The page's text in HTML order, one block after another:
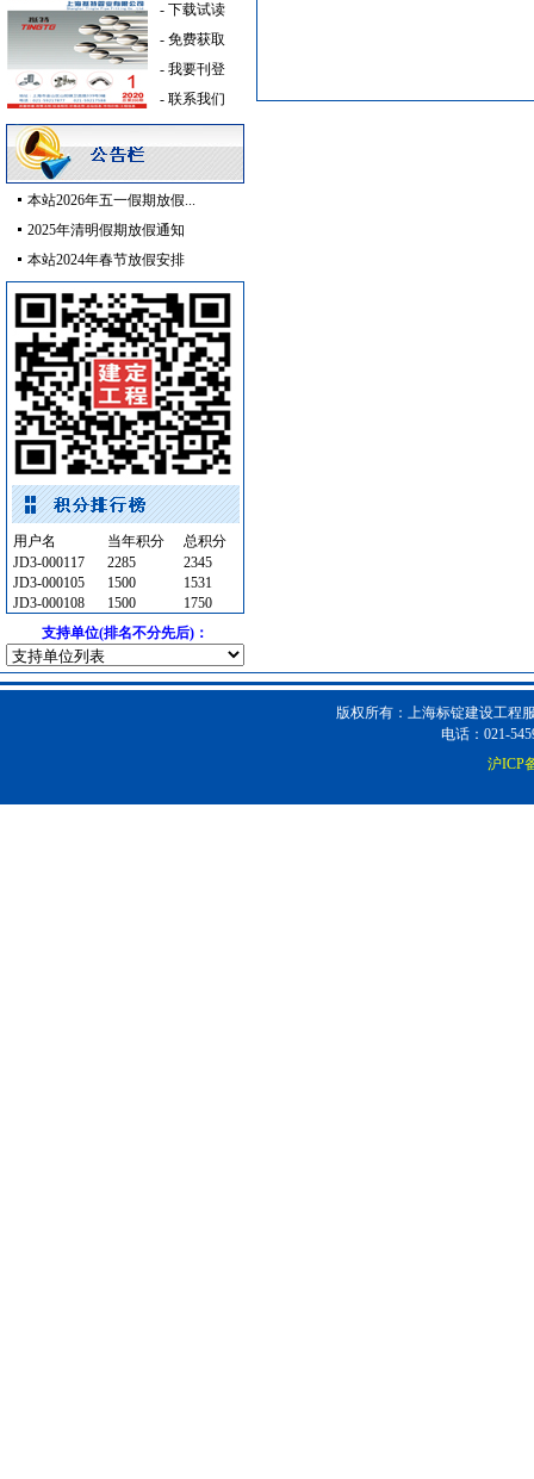
墙地面砖
[采购中]
油漆涂料 [采购中]
光源灯具 [采购中]
变配电 [采购中]
控制房
景观绿化 [采购中]
滤毒式排风 [采购中]
灯具 [采购中]
卫浴洁具 [采购中]
阀门组件 [采购中]
供水设备 [采购中]
消防火警 [采购中]
抛光砖石 [采购中]
室内给排水 [采购中]
商品混凝土 [采购中]
消防 [采购中]
PVC窗帘 [采购中]
装饰石材 [采购中]
及各种防火器材
[采购中]
电梯 [采购中]
给排水阀门 [采购中]
仪器仪表 [采购中]
电气控制开关 [采购中]
- 下载试读
- 免费获取
- 我要刊登
- 联系我们
本站2026年五一假期放假...
2025年清明假期放假通知
本站2024年春节放假安排
用户名 当年积分
总积分
JD3-000117
2285
2345
JD3-000105
1500
1531
JD3-000108
1500
1750
支持单位(排名不分先后)：
版权所有：上海标锭建设工程
电话：021-
沪ICP